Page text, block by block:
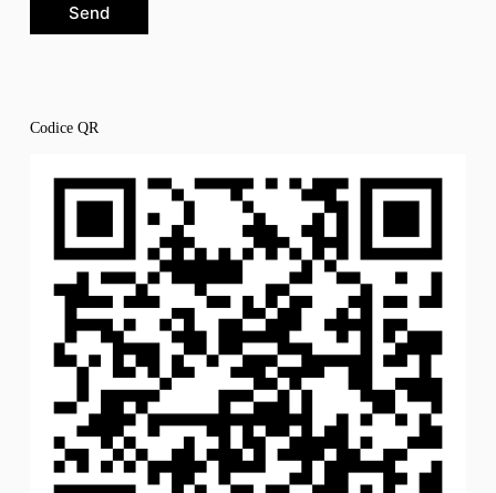
Send
Codice QR